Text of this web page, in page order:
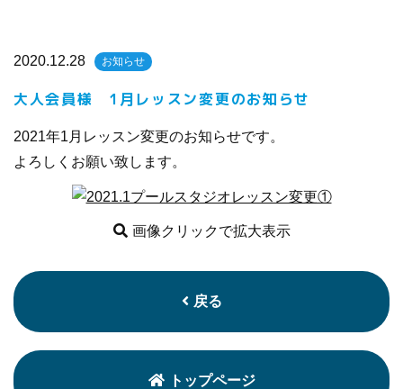
2020.12.28 お知らせ
大人会員様 1月レッスン変更のお知らせ
2021年1月レッスン変更のお知らせです。
よろしくお願い致します。
画像クリックで拡大表示
戻る
トップページ